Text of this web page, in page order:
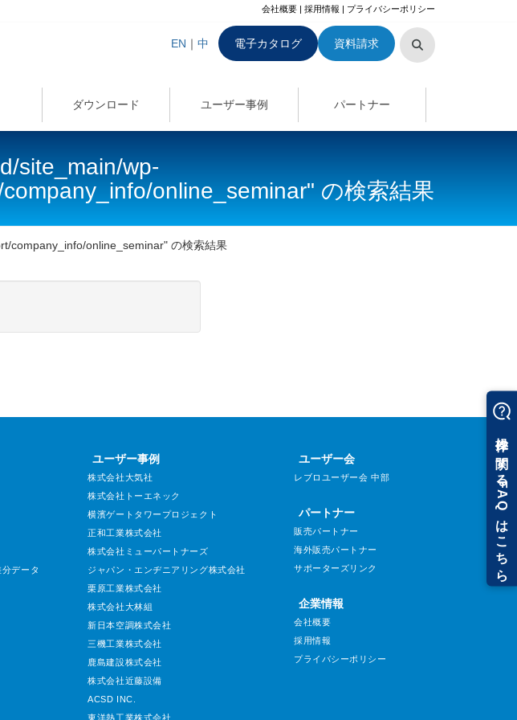
会社概要 | 採用情報 | プライバシーポリシー
EN ｜ 中 電子カタログ 資料請求
ダウンロード ユーザー事例 パートナー
site_main/wp-
online_seminar" の検索結果
company_info/online_seminar" の検索結果
データ
ユーザー事例
株式会社大気社
株式会社トーエネック
横濱ゲートタワープロジェクト
正和工業株式会社
株式会社ミューパートナーズ
ジャパン・エンヂニアリング株式会社
栗原工業株式会社
株式会社大林組
新日本空調株式会社
三機工業株式会社
鹿島建設株式会社
株式会社近藤設備
ACSD INC.
東洋熱工業株式会社
ユーザー会
レブロユーザー会 中部
パートナー
販売パートナー
海外販売パートナー
サポーターズリンク
企業情報
会社概要
採用情報
プライバシーポリシー